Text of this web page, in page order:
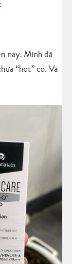
nay. Mình đã
“hot” cơ. Và